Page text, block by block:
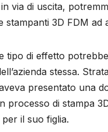
via di uscita,
stampanti 3D FDM
tipo di effetto
stessa.
presentato una
processo di stampa
il suo figlia.